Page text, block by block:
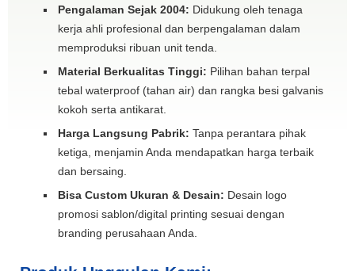
Pengalaman Sejak 2004: Didukung oleh tenaga
kerja ahli profesional dan berpengalaman dalam
memproduksi ribuan unit tenda.
Material Berkualitas Tinggi: Pilihan bahan terpal
tebal waterproof (tahan air) dan rangka besi galvanis
kokoh serta antikarat.
Harga Langsung Pabrik: Tanpa perantara pihak
ketiga, menjamin Anda mendapatkan harga terbaik
dan bersaing.
Bisa Custom Ukuran & Desain: Desain logo
promosi sablon/digital printing sesuai dengan
branding perusahaan Anda.